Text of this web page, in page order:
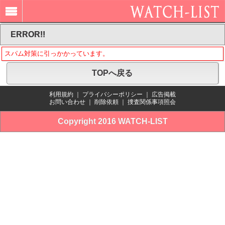
ERROR!!
スパム対策に引っかかっています。
TOPへ戻る
利用規約 プライバシーポリシー
広告掲載
お問い合わせ
削除依頼 捜査関係事項照会
Copyright 2016 WATCH-LIST